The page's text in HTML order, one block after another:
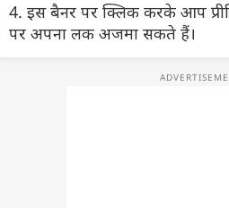
4. इस बैनर पर क्लिक करके आप
पर अपना लक अजमा सकते हैं।